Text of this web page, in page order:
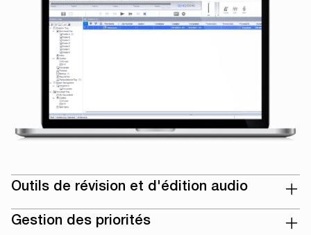
Outils de révision et d'édition audio
Gestion des priorités